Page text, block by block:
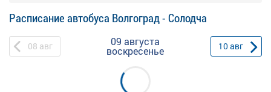
Расписание автобуса Волгоград - Солодча
08 авг 09 августа
воскресенье 10авг